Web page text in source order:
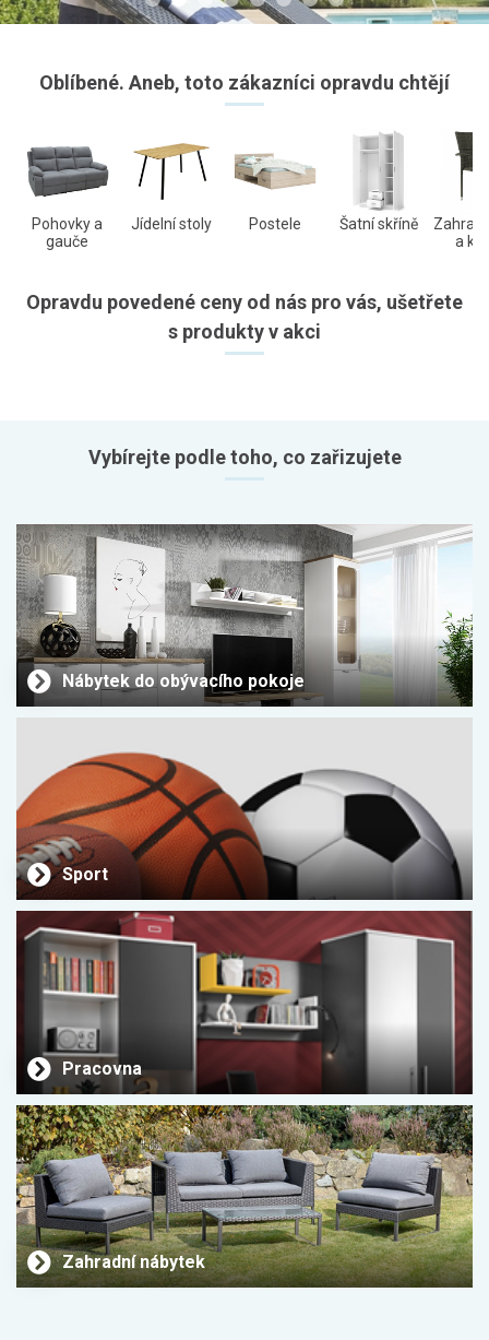
Oblíbené. Aneb, toto zákazníci opravdu chtějí
Pohovky a
gauče
Jídelní stoly Postele Šatní skříně
a
Opravdu povedené ceny od nás pro vás, ušetřete
s produkty v akci
Vybírejte podle toho, co zařizujete
Nábytek do obývacího pokoje
Sport
Pracovna
Zahradní nábytek